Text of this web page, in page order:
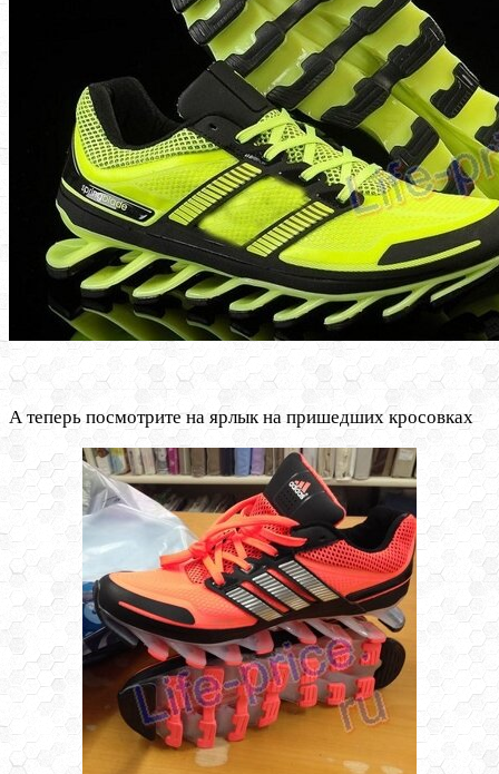
А теперь посмотрите на ярлык на пришедших кросовках